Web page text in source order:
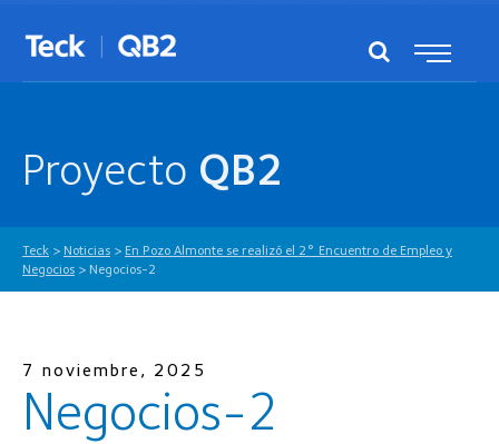
Proyecto QB2
Teck > Noticias > En Pozo Almonte se realizó el 2° Encuentro de Empleo y
Negocios > Negocios-2
7 noviembre, 2025
Negocios-2